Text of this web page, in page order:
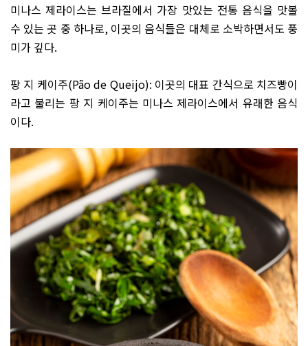
미나스 제라이스는 브라질에서 가장 맛있는 전통 음식을 맛볼
수 있는 곳 중 하나로, 이곳의 음식들은 대체로 소박하면서도 풍
미가 깊다.
팡 지 케이주(Pão de Queijo): 이곳의 대표 간식으로 치즈빵이
라고 불리는 팡 지 케이주는 미나스 제라이스에서 유래한 음식
이다.